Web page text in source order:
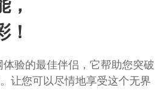
验的最佳伴侣，它帮助您突破
让您可以尽情地享受这个无界